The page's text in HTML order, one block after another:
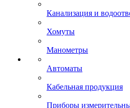
Канализация и
Хомуты
Манометры
Автоматы
Кабельная продукция
Приборы